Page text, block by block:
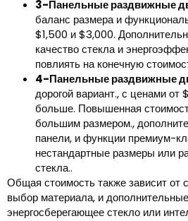
3-Панельные раздвижные
баланс размера и
$1,500 и $3,000.
качество стекла и
повлиять на конечную
4-Панельные раздвижные
дорогой вариант., с ценами
больше. Повышенная
большим размером.,
панели, и функции премиум-
нестандартные размеры или
стекла..
Общая стоимость также зависит от
выбор материала, и
энергосберегающее стекло или